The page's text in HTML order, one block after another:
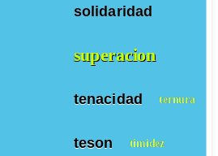
solidaridad
superacion
tenacidad ternura
teson timidez